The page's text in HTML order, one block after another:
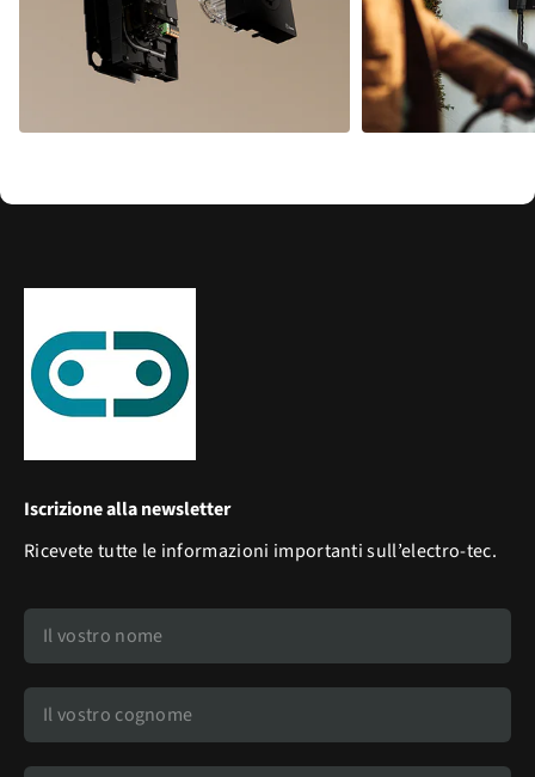
Iscrizione alla newsletter
Ricevete tutte le informazioni importanti sull’electro-tec.